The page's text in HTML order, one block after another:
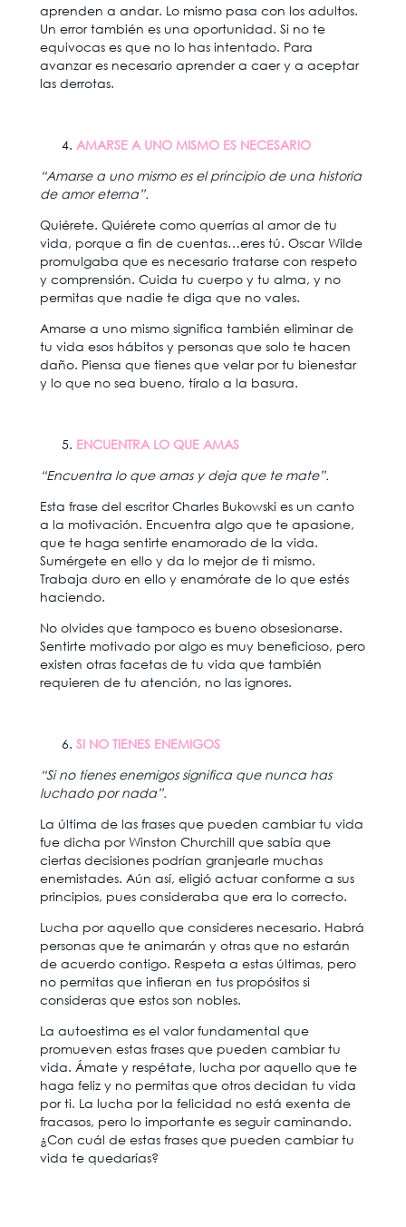
aprenden a andar. Lo mismo pasa con los adultos.
Un error también es una oportunidad. Si no te
equivocas es que no lo has intentado. Para
avanzar es necesario aprender a caer y a aceptar
las derrotas.
AMARSE A UNO MISMO ES NECESARIO
“Amarse a uno mismo es el principio de una historia
de amor eterna”.
Quiérete. Quiérete como querrías al amor de tu
vida, porque a fin de cuentas…eres tú. Oscar Wilde
promulgaba que es necesario tratarse con respeto
y comprensión. Cuida tu cuerpo y tu alma, y no
permitas que nadie te diga que no vales.
Amarse a uno mismo significa también eliminar de
tu vida esos hábitos y personas que solo te hacen
daño. Piensa que tienes que velar por tu bienestar
y lo que no sea bueno, tíralo a la basura.
ENCUENTRA LO QUE AMAS
“Encuentra lo que amas y deja que te mate”.
Esta frase del escritor Charles Bukowski es un canto
a la motivación. Encuentra algo que te apasione,
que te haga sentirte enamorado de la vida.
Sumérgete en ello y da lo mejor de ti mismo.
Trabaja duro en ello y enamórate de lo que estés
haciendo.
No olvides que tampoco es bueno obsesionarse.
Sentirte motivado por algo es muy beneficioso, pero
existen otras facetas de tu vida que también
requieren de tu atención, no las ignores.
SI NO TIENES ENEMIGOS
“Si no tienes enemigos significa que nunca has
luchado por nada”.
La última de las frases que pueden cambiar tu vida
fue dicha por Winston Churchill que sabía que
ciertas decisiones podrían granjearle muchas
enemistades. Aún así, eligió actuar conforme a sus
principios, pues consideraba que era lo correcto.
Lucha por aquello que consideres necesario. Habrá
personas que te animarán y otras que no estarán
de acuerdo contigo. Respeta a estas últimas, pero
no permitas que infieran en tus propósitos si
consideras que estos son nobles.
La autoestima es el valor fundamental que
promueven estas frases que pueden cambiar tu
vida. Ámate y respétate, lucha por aquello que te
haga feliz y no permitas que otros decidan tu vida
por ti. La lucha por la felicidad no está exenta de
fracasos, pero lo importante es seguir caminando.
¿Con cuál de estas frases que pueden cambiar tu
vida te quedarías?